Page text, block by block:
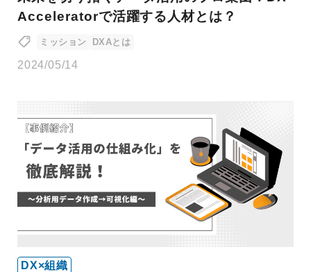
Acceleratorで活躍する人材とは？
ミッション DXAとは
2024/05/14
DX×組織